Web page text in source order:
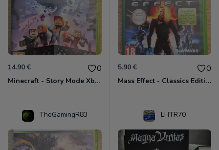
14.90 € 0
Minecraft - Story Mode Xbox 360
5.90 € 0
Mass Effect - Classics Edition Xbox 360
TheGamingR83 LHTR70